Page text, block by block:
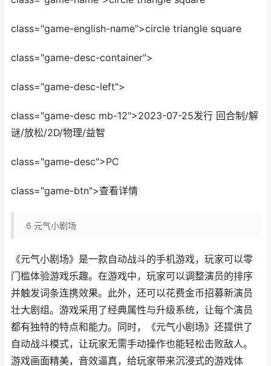
class="game-english-name">circle triangle square
class="game-desc-container">
class="game-desc-left">
class="game-desc mb-12">2023-07-25发行 回合制/解
谜/放松/2D/物理/益智
class="game-desc">PC
class="game-btn">查看详情
6 元气小剧场
《元气小剧场》是一款自动战斗的手机游戏，玩家可以零
门槛体验游戏乐趣。在游戏中，玩家可以调整演员的排序
并触发词条连携效果。此外，还可以花费金币招募新演员
壮大剧组。游戏采用了经典属性与升级系统，让每个演员
都有独特的特点和能力。同时，《元气小剧场》还提供了
自动战斗模式，让玩家无需手动操作也能轻松击败敌人。
游戏画面精美，音效逼真，给玩家带来沉浸式的游戏体